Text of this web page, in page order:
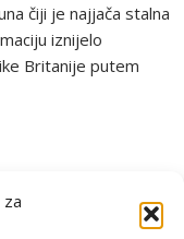
čiji je najjača stalna
iznijelo
Britanije putem